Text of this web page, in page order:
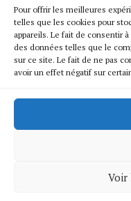
Pour offrir les meilleures
telles que les cookies pour
appareils. Le fait de consentir
des données telles que le
sur ce site. Le fait de ne pas
avoir un effet négatif sur
Voir
Politique de confidentialité
Quelques Chantiers
Changement de volet-
Fermeture provisoire
Ouverture porte blindée